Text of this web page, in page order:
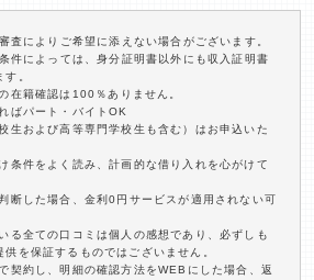
によりご希望に添えない場合がございます。
件によっては、身分証明書以外にも収入証明書
。
在籍確認は100％ありません。
ばパート・バイトOK
生および高等専門学校生も含む）はお申込いた
条件をよく読み、計画的な借り入れを心がけて
断した場合、金利0円サービスが適用されない可
る全ての口コミは個人の感想であり、必ずしも
を保証するものではございません。
契約し、明細の確認方法をWEBにした場合、返